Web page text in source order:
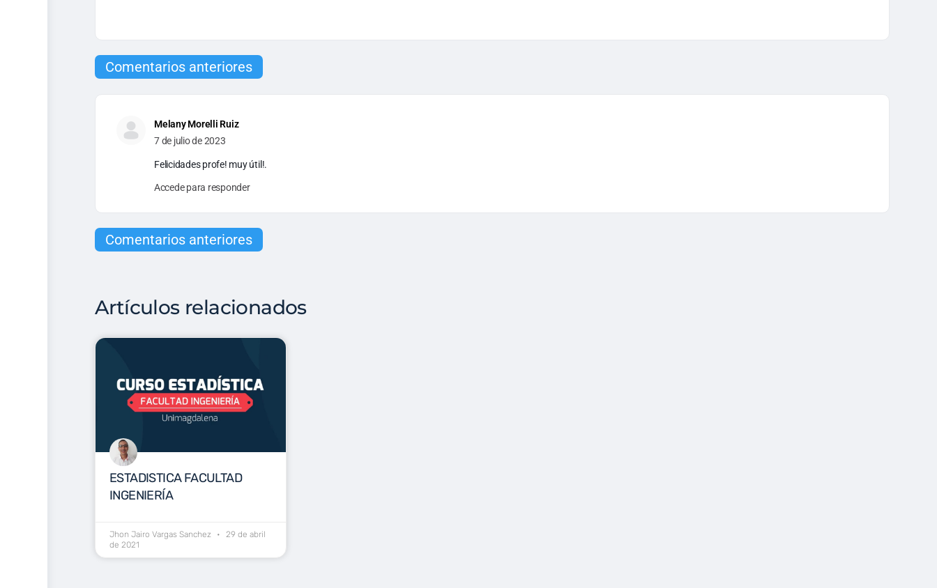
Comentarios anteriores
Melany Morelli Ruiz
7 de julio de 2023
Felicidades profe! muy útil!.
Accede para responder
Comentarios anteriores
Artículos relacionados
ESTADISTICA FACULTAD
INGENIERÍA
Jhon Jairo Vargas Sanchez
29 de abril
de 2021